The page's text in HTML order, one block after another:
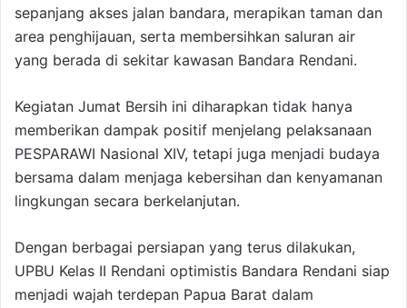
sepanjang akses jalan bandara, merapikan taman dan
area penghijauan, serta membersihkan saluran air
yang berada di sekitar kawasan Bandara Rendani.
Kegiatan Jumat Bersih ini diharapkan tidak hanya
memberikan dampak positif menjelang pelaksanaan
PESPARAWI Nasional XIV, tetapi juga menjadi budaya
bersama dalam menjaga kebersihan dan kenyamanan
lingkungan secara berkelanjutan.
Dengan berbagai persiapan yang terus dilakukan,
UPBU Kelas II Rendani optimistis Bandara Rendani siap
menjadi wajah terdepan Papua Barat dalam